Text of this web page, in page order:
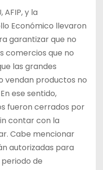
AFIP, y la
Económico llevaron
garantizar que no
comercios que no
las grandes
vendan productos no
ese sentido,
fueron cerrados por
contar con la
Cabe mencionar
autorizadas para
de